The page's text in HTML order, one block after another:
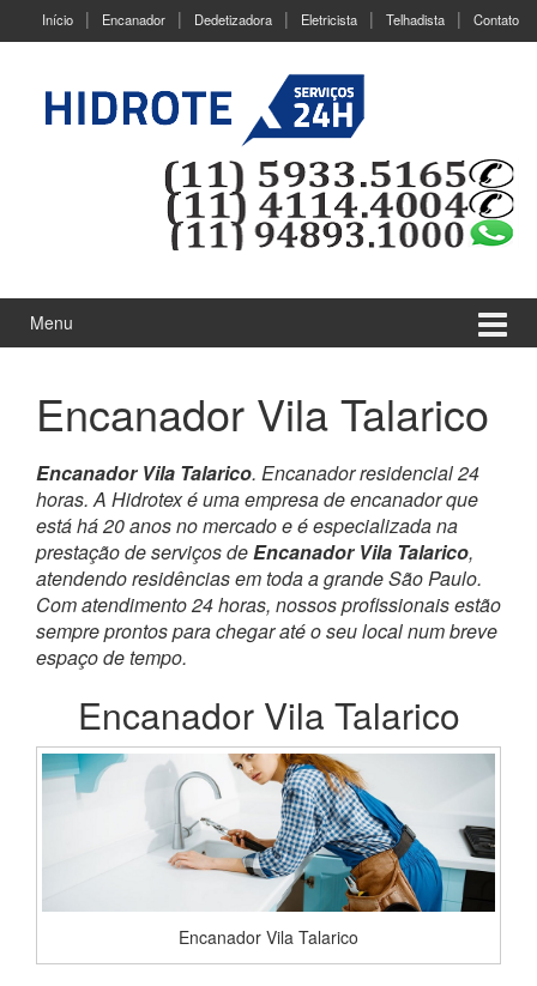
Início Encanador Dedetizadora Eletricista Telhadista Contato
Menu
Encanador Vila Talarico
Encanador Vila Talarico. Encanador residencial 24
horas. A Hidrotex é uma empresa de encanador que
está há 20 anos no mercado e é especializada na
prestação de serviços deEncanador Vila Talarico,
atendendo residências em toda a grande São Paulo.
Com atendimento 24 horas, nossos profissionais estão
sempre prontos para chegar até o seu local num breve
espaço de tempo.
Encanador Vila Talarico
Encanador Vila Talarico